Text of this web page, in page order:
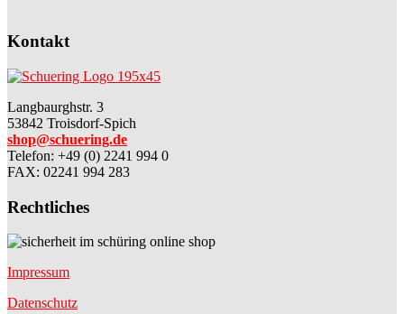
Kontakt
Langbaurghstr. 3
53842 Troisdorf-Spich
shop@schuering.de
Telefon: +49 (0) 2241 994 0
FAX: 02241 994 283
Rechtliches
Impressum
Datenschutz